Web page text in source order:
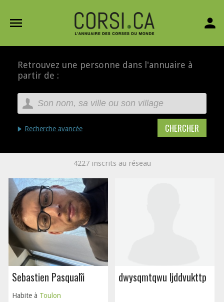
menu person
Retrouvez une personne dans l'annuaire à
partir de :
Recherche avancée
4227 inscrits au réseau
Sebastien Pasqualîi
Habite à Toulon
dwysqmtqwu ljddvukttp